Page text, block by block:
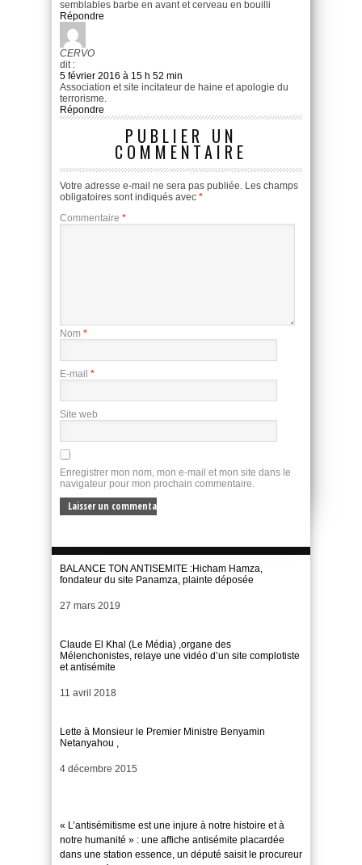
semblables barbe en avant et cerveau en bouilli
Répondre
CERVO
dit :
5 février 2016 à 15 h 52 min
Association et site incitateur de haine et apologie du
terrorisme.
Répondre
PUBLIER UN
COMMENTAIRE
Votre adresse e-mail ne sera pas publiée. Les champs
obligatoires sont indiqués avec *
Commentaire *
Nom *
E-mail *
Site web
Enregistrer mon nom, mon e-mail et mon site dans le
navigateur pour mon prochain commentaire.
BALANCE TON ANTISEMITE :Hicham Hamza,
fondateur du site Panamza, plainte déposée
Date
27 mars 2019
Claude El Khal (Le Média) ,organe des
Mélenchonistes, relaye une vidéo d’un site complotiste
et antisémite
Date
11 avril 2018
Lette à Monsieur le Premier Ministre Benyamin
Netanyahou ,
Date
4 décembre 2015
« L’antisémitisme est une injure à notre histoire et à
notre humanité » : une affiche antisémite placardée
dans une station essence, un député saisit le procureur